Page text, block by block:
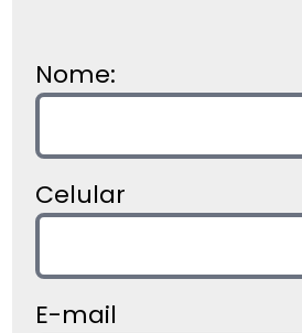
Nome:
Celular
E-mail